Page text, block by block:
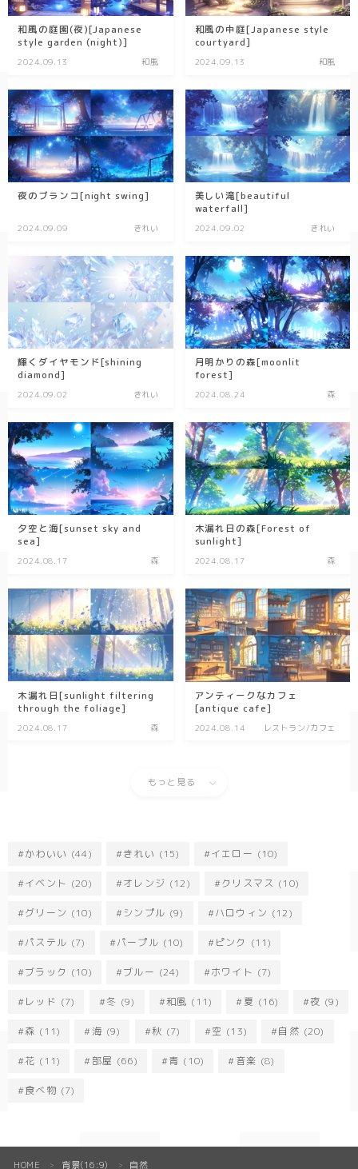
和風の庭園(夜)[Japanese
style garden (night)]
2024.09.13 和風
和風の中庭[Japanese style
courtyard]
2024.09.13 和風
夜のブランコ[night swing]
2024.09.09 きれい
美しい滝[beautiful
waterfall]
2024.09.02 きれい
輝くダイヤモンド[shining
diamond]
2024.09.02 きれい
月明かりの森[moonlit
forest]
2024.08.24 森
夕空と海[sunset sky and
sea]
2024.08.17 森
木漏れ日の森[Forest of
sunlight]
2024.08.17 森
木漏れ日[sunlight filtering
through the foliage]
2024.08.17 森
アンティークなカフェ
[antique cafe]
2024.08.14 レストラン/カフェ
もっと見る
かわいい (44) きれい (15) イエロー (10)
イベント (20) オレンジ (12) クリスマス (10)
グリーン (10) シンプル (9) ハロウィン (12)
パステル (7) パープル (10) ピンク (11)
ブラック (10) ブルー (24) ホワイト (7)
レッド (7) 冬 (9) 和風 (11) 夏 (16) 夜 (9)
森 (11) 海 (9) 秋 (7) 空 (13) 自然 (20)
花 (11) 部屋 (66) 青 (10) 音楽 (8)
食べ物 (7)
HOME ＞ 背景(16:9) ＞ 自然